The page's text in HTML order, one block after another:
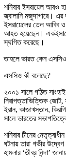
শনিবার ইসরায়েল আরও
জ্বালানি মজুদাগারে।
ইসরায়েলের তেল আবিব
আহত হয়েছেন। একইসাথে
স্থগিত করেছে।
তাহলে ভারত কেন
এসসিও কী বলেছে?
২০০১ সালে গঠিত
নিরাপত্তাভিত্তিক জোট,
ইরান, কাজাখস্তান,
সালে ভারতের
শনিবার চীনের
ঘটনায় তারা গভীর
হামলার ‘তীব্র নিন্দা’